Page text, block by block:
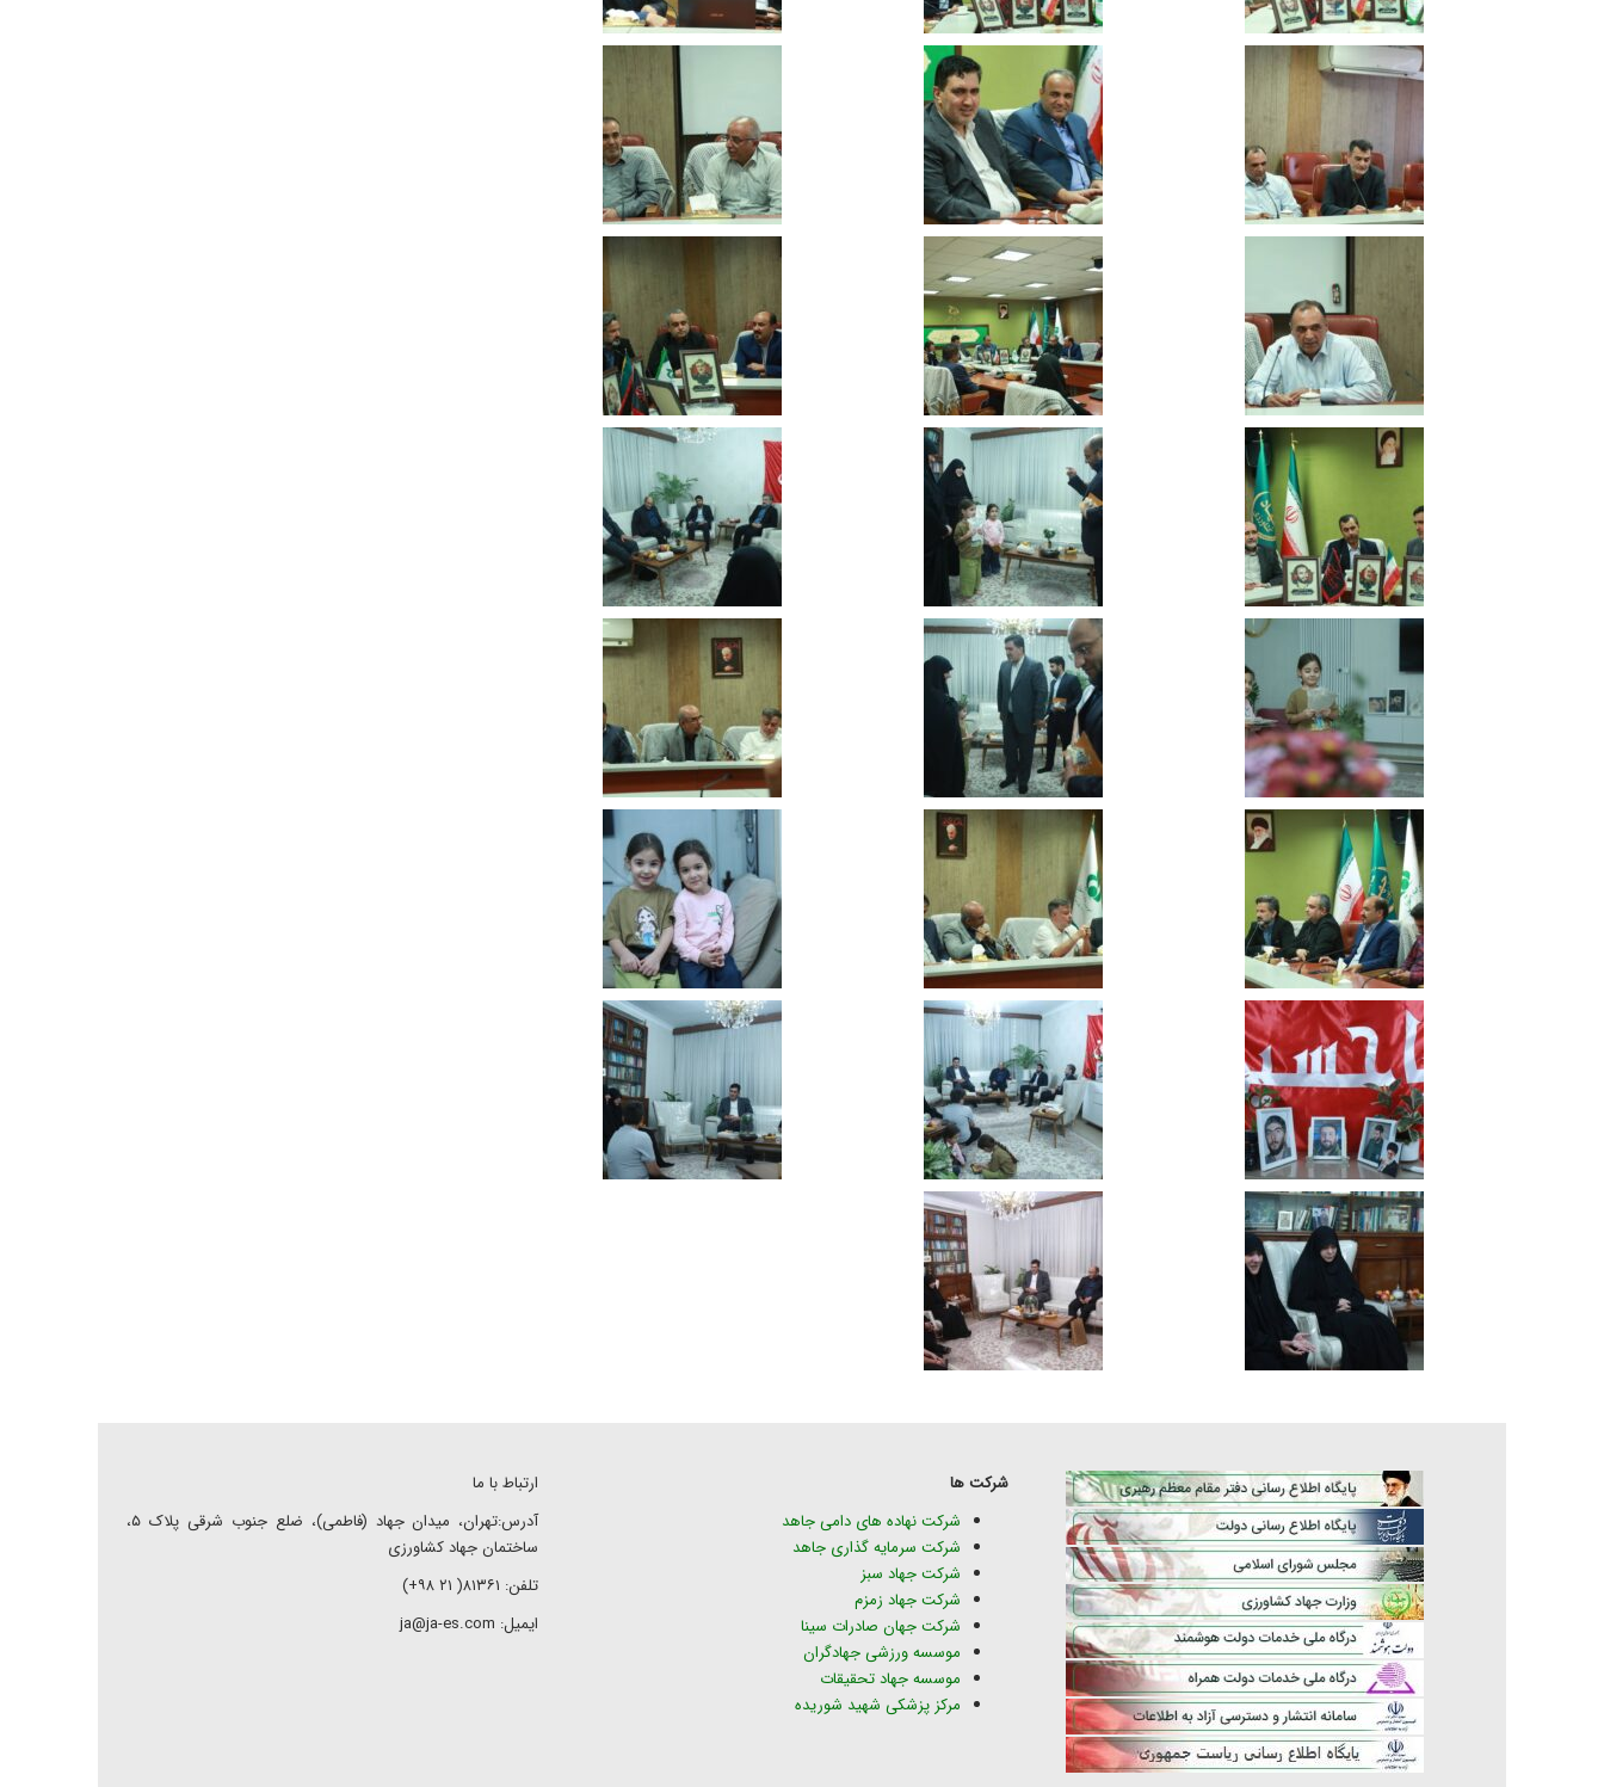
شرکت ها
شرکت نهاده های دامی جاهد
شرکت سرمایه گذاری جاهد
شرکت جهاد سبز
شرکت جهاد زمزم
شرکت جهان صادرات سینا
موسسه ورزشی جهادگران
موسسه جهاد تحقیقات
مرکز پزشکی شهید شوریده
ارتباط با ما
آدرس:تهران، میدان جهاد (فاطمی)، ضلع جنوب شرقی پلاک ۵،
ساختمان جهاد کشاورزی
تلفن: ۸۱۳۶۱( ۲۱ ۹۸+)
ایمیل: ja@ja-es.com